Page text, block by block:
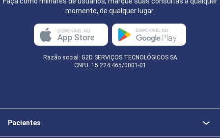
momento, de qualquer lugar.
Razão social: G2D SERVIÇOS TECNOLÓGICOS SA
CNPJ: 15.224.465/0001-01
Pacientes